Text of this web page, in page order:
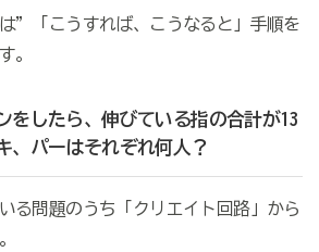
は”「こうすれば、こうなると」手順を
。
をしたら、伸びている指の合計が13
、パーはそれぞれ何人？
る問題のうち「クリエイト回路」から